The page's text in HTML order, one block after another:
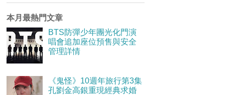
本月最熱門文章
BTS防彈少年團光化門演
唱會追加座位預售與安全
管理詳情
《鬼怪》10週年旅行第3集
孔劉金高銀重現經典求婚